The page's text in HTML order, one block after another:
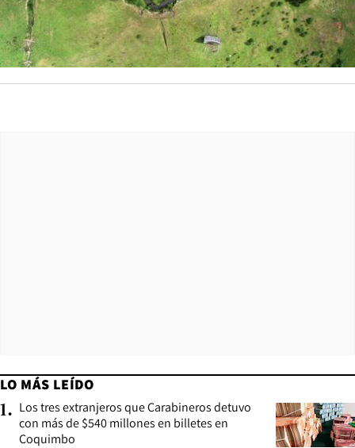
LO MÁS LEÍDO
1. Los tres extranjeros que Carabineros detuvo
con más de $540 millones en billetes en
Coquimbo